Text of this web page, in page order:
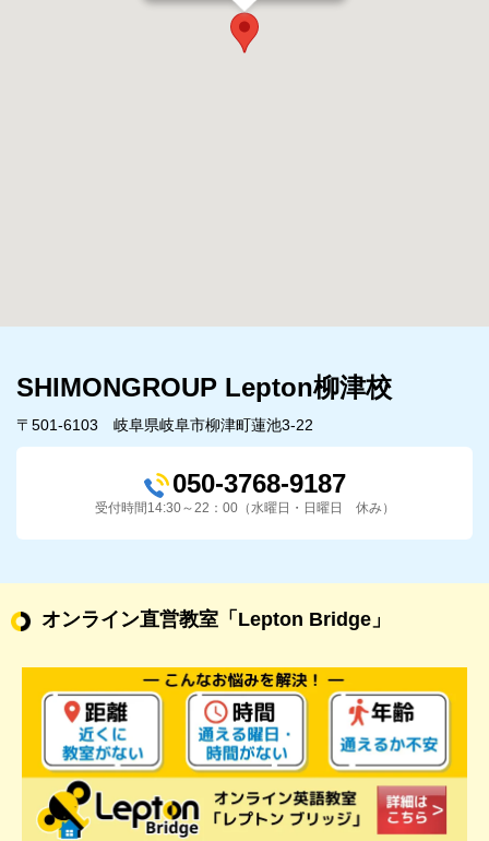
SHIMONGROUP Lepton柳津校
〒501-6103 岐阜県岐阜市柳津町蓮池3-22
050-3768-9187
受付時間14:30～22：00（水曜日・日曜日 休み）
オンライン直営教室 「Lepton Bridge」